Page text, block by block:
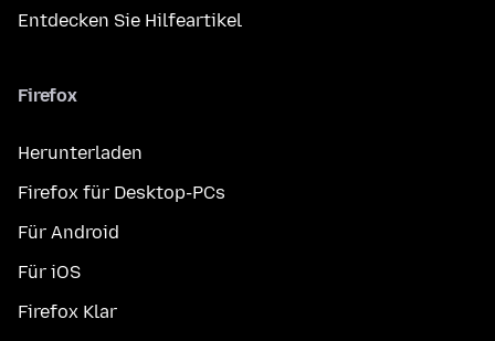
Entdecken Sie Hilfeartikel
Firefox
Herunterladen
Firefox für Desktop-PCs
Für Android
Für iOS
Firefox Klar